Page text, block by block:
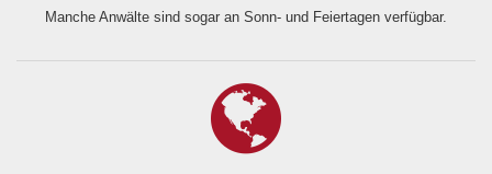
Manche Anwälte sind sogar an Sonn- und Feiertagen verfügbar.